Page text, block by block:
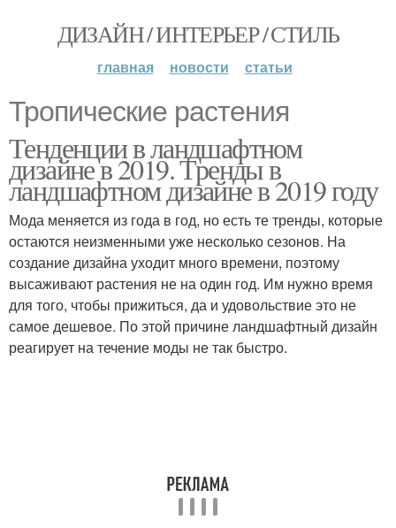
ДИЗАЙН / ИНТЕРЬЕР / СТИЛЬ
главная новости статьи
Тропические растения
Тенденции в ландшафтном
дизайне в 2019. Тренды в
ландшафтном дизайне в 2019 году
Мода меняется из года в год, но есть те тренды, которые
остаются неизменными уже несколько сезонов. На
создание дизайна уходит много времени, поэтому
высаживают растения не на один год. Им нужно время
для того, чтобы прижиться, да и удовольствие это не
самое дешевое. По этой причине ландшафтный дизайн
реагирует на течение моды не так быстро.